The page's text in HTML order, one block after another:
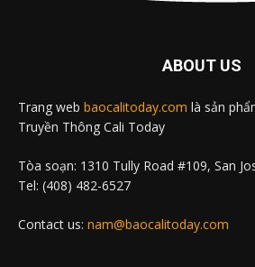
ABOUT US
Trang web baocalitoday.com là sản
Truyền Thông Cali Today
Tòa soạn: 1310 Tully Road #109, San
Tel: (408) 482-6527
Contact us: nam@baocalitoday.com